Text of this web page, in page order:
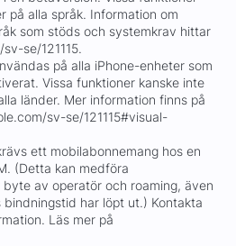
på alla språk. Information om
som stöds och systemkrav hittar
se/121115.
på alla iPhone-enheter som
Vissa funktioner kanske inte
länder. Mer information finns på
sv-se/121115#visual-
ett mobilabonnemang hos en
(Detta kan medföra
av operatör och roaming, även
har löpt ut.) Kontakta
Läs mer på